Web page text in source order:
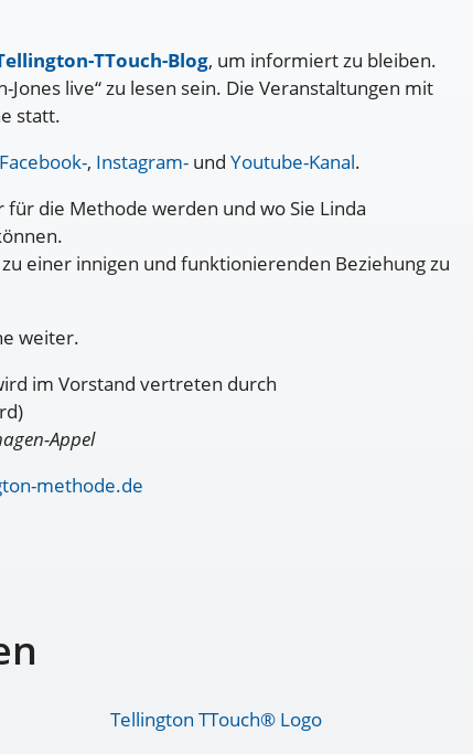
TTouch-Blog, um informiert zu bleiben.
live“ zu lesen sein. Die Veranstaltungen mit
statt.
Facebook-, Instagram- und Youtube-Kanal.
die Methode werden und wo Sie Linda
einer innigen und funktionierenden Beziehung zu
weiter.
im Vorstand vertreten durch
Appel
methode.de